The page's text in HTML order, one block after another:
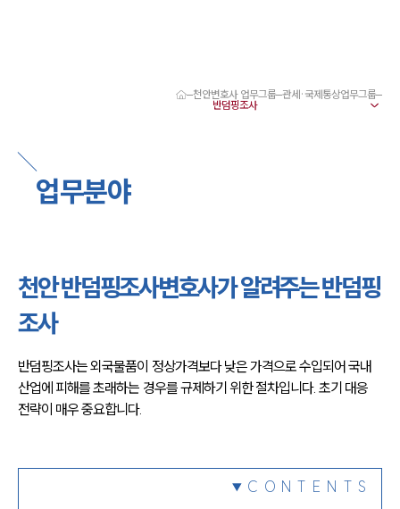
천안형사전문변호사
천안이혼전문변호사
천안학교폭력변호사
천안 분사무소 오시는 길
천안변호사상담 상담접수
채용정보
천안변호사 업무그룹 관세·국제통상업무그룹
업무분야
천안 반덤핑조사변호사가 알려주는 반덤핑
조사
반덤핑조사는 외국물품이 정상가격보다 낮은 가격으로 수입되어 국내
산업에 피해를 초래하는 경우를 규제하기 위한 절차입니다. 초기 대응
전략이 매우 중요합니다.
CONTENTS